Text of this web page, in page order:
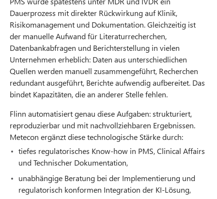
Dauerprozess mit direkter Rückwirkung auf Klinik,
Risikomanagement und Dokumentation. Gleichzeitig ist
der manuelle Aufwand für Literaturrecherchen,
Datenbankabfragen und Berichterstellung in vielen
Unternehmen erheblich: Daten aus unterschiedlichen
Quellen werden manuell zusammengeführt, Recherchen
redundant ausgeführt, Berichte aufwendig aufbereitet. Das
bindet Kapazitäten, die an anderer Stelle fehlen.
Flinn automatisiert genau diese Aufgaben: strukturiert,
reproduzierbar und mit nachvollziehbaren Ergebnissen.
Metecon ergänzt diese technologische Stärke durch:
tiefes regulatorisches Know-how in PMS, Clinical Affairs
und Technischer Dokumentation,
unabhängige Beratung bei der Implementierung und
regulatorisch konformen Integration der KI-Lösung,